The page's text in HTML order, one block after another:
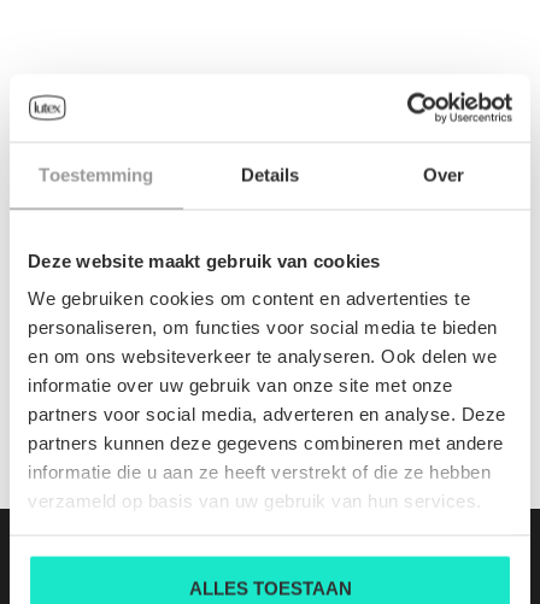
Toestemming Details Over
Deze website maakt gebruik van cookies
We gebruiken cookies om content en advertenties te
personaliseren, om functies voor social media te bieden
en om ons websiteverkeer te analyseren. Ook delen we
informatie over uw gebruik van onze site met onze
partners voor social media, adverteren en analyse. Deze
partners kunnen deze gegevens combineren met andere
informatie die u aan ze heeft verstrekt of die ze hebben
verzameld op basis van uw gebruik van hun services.
ALLES TOESTAAN
Geen informatie gevonden
Simo sand
Nog niet gewaardeerd
0 sterren op basis van 0 beoordelingen
JE BEOORDELING TOEVOEGEN